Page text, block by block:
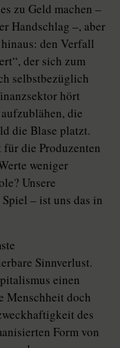
zu Geld machen –
Handschlag –, aber
den Verfall
der sich zum
selbstbezüglich
hört
die
die Blase platzt.
die Produzenten
weniger
Unsere
– ist uns das in
Sinnverlust.
einen
Menschheit doch
des
Form von